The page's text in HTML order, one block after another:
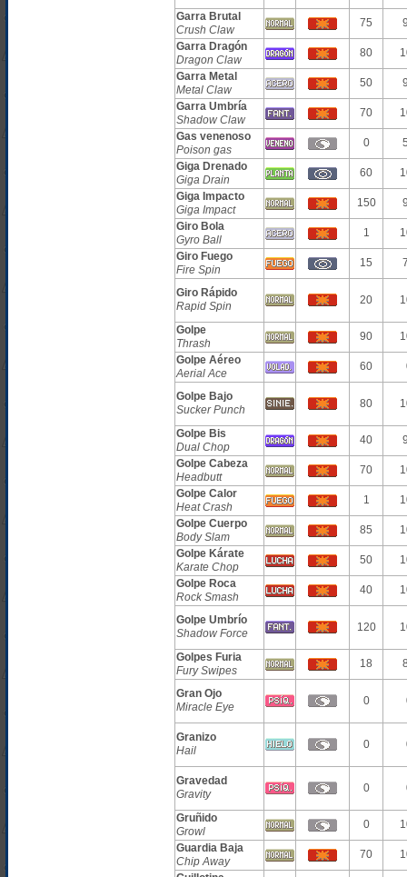
Garra Brutal
Crush Claw
75
Garra Dragón
Dragon Claw
80
Garra Metal
Metal Claw
50
Garra Umbría
Shadow Claw
70
Gas venenoso
Poison gas
0
Giga Drenado
Giga Drain
60
Giga Impacto
Giga Impact
150
Giro Bola
Gyro Ball
1
Giro Fuego
Fire Spin
15
Giro Rápido
Rapid Spin
20
Golpe
Thrash
90
Golpe Aéreo
Aerial Ace
60
Golpe Bajo
Sucker Punch
80
Golpe Bis
Dual Chop
40
Golpe Cabeza
Headbutt
70
Golpe Calor
Heat Crash
1
Golpe Cuerpo
Body Slam
85
Golpe Kárate
Karate Chop
50
Golpe Roca
Rock Smash
40
Golpe Umbrío
Shadow Force
120
Golpes Furia
Fury Swipes
18
Gran Ojo
Miracle Eye
0
Granizo
Hail
0
Gravedad
Gravity
0
Gruñido
Growl
0
Guardia Baja
Chip Away
70